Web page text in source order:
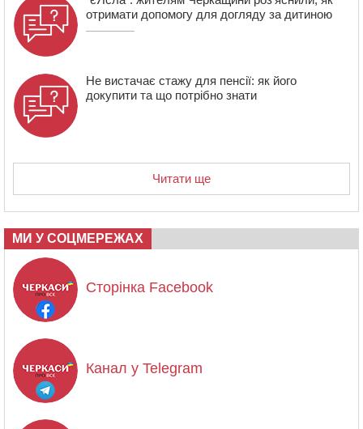
отримати допомогу для догляду за дитиною
Не вистачає стажу для пенсії: як його
докупити та що потрібно знати
Читати ще
МИ У СОЦМЕРЕЖАХ
Сторінка Facebook
Канал у Telegram